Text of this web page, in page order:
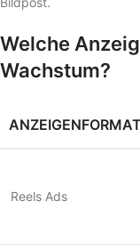
Welche
Wachstum?
ANZEIGENFORMAT
Reels Ads